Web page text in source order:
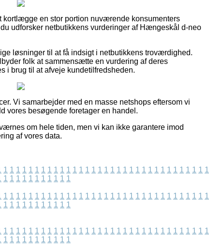
en stor portion nuværende konsumenters
udforsker netbutikkens vurderinger af Hængeskål d-neo
løsninger til at få indsigt i netbutikkens troværdighed.
folk at sammensætte en vurdering af deres
i brug til at afveje kundetilfredsheden.
Vi samarbejder med en masse netshops eftersom vi
vores besøgende foretager en handel.
om hele tiden, men vi kan ikke garantere imod
af vores data.
1 1 1 1 1 1 1 1 1 1 1 1 1 1 1 1 1 1 1 1 1 1 1 1 1 1 1 1 1 1 1 1 1
1 1 1 1 1 1 1 1 1 1 1
1 1 1 1 1 1 1 1 1 1 1 1 1 1 1 1 1 1 1 1 1 1 1 1 1 1 1 1 1 1 1 1 1
1 1 1 1 1 1 1 1 1 1 1
1 1 1 1 1 1 1 1 1 1 1 1 1 1 1 1 1 1 1 1 1 1 1 1 1 1 1 1 1 1 1 1 1
1 1 1 1 1 1 1 1 1 1 1